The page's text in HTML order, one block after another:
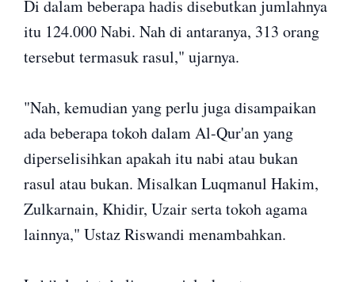
Di dalam beberapa hadis disebutkan jumlahnya
itu 124.000 Nabi. Nah di antaranya, 313 orang
tersebut termasuk rasul," ujarnya.
"Nah, kemudian yang perlu juga disampaikan
ada beberapa tokoh dalam Al-Qur'an yang
diperselisihkan apakah itu nabi atau bukan
rasul atau bukan. Misalkan Luqmanul Hakim,
Zulkarnain, Khidir, Uzair serta tokoh agama
lainnya," Ustaz Riswandi menambahkan.